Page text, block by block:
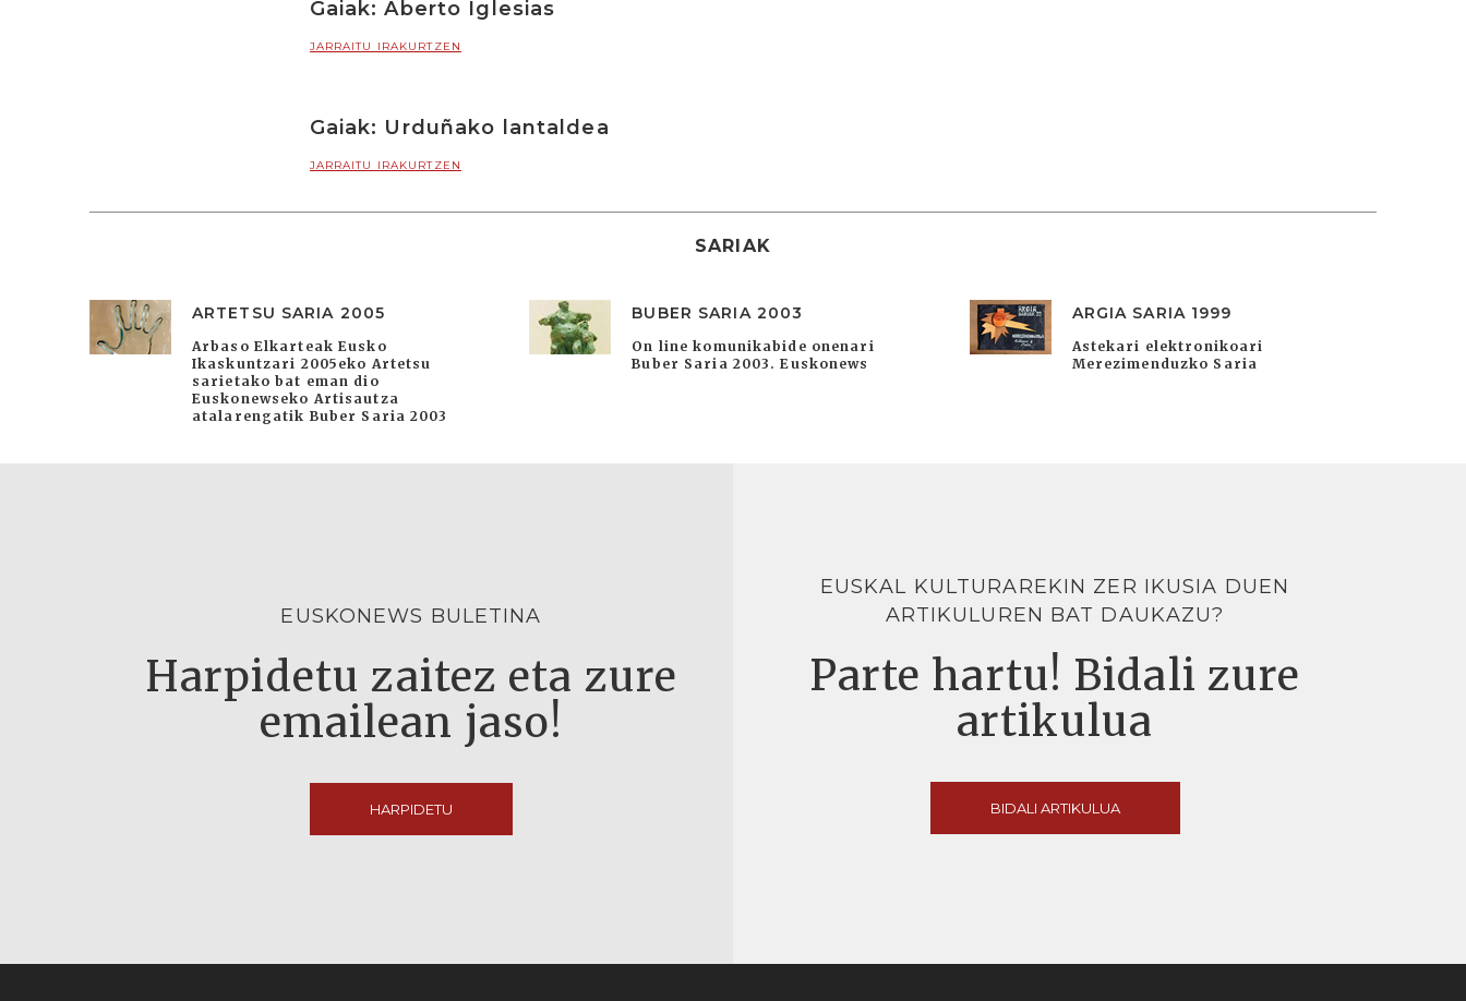
Gaiak: Aberto Iglesias
JARRAITU IRAKURTZEN
Gaiak: Urduñako lantaldea
JARRAITU IRAKURTZEN
SARIAK
ARTETSU SARIA 2005
Arbaso Elkarteak Eusko
Ikaskuntzari 2005eko Artetsu
sarietako bat eman dio
Euskonewseko Artisautza
atalarengatik Buber Saria 2003
BUBER SARIA 2003
On line komunikabide onenari
Buber Saria 2003. Euskonews
ARGIA SARIA 1999
Astekari elektronikoari
Merezimenduzko Saria
EUSKONEWS BULETINA
Harpidetu zaitez eta zure
emailean jaso!
HARPIDETU
EUSKAL KULTURAREKIN ZER IKUSIA DUEN
ARTIKULUREN BAT DAUKAZU?
Parte hartu! Bidali zure
artikulua
BIDALI ARTIKULUA